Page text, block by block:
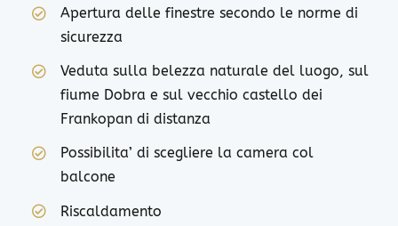
Apertura delle finestre secondo le norme di
sicurezza
Veduta sulla belezza naturale del luogo, sul
fiume Dobra e sul vecchio castello dei
Frankopan di distanza
Possibilita’ di scegliere la camera col
balcone
Riscaldamento